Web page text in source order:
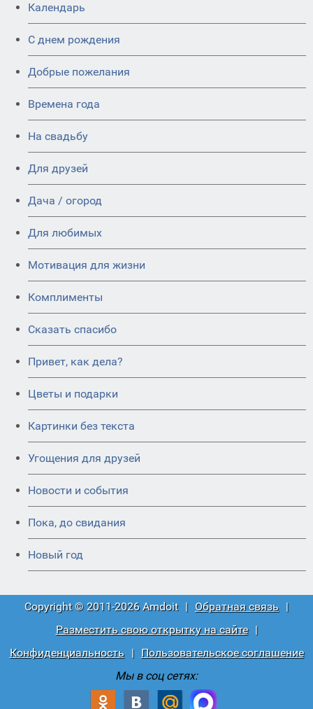
Календарь
C днем рождения
Добрые пожелания
Времена года
На свадьбу
Для друзей
Дача / огород
Для любимых
Мотивация для жизни
Комплименты
Сказать спасибо
Привет, как дела?
Цветы и подарки
Картинки без текста
Угощения для друзей
Новости и события
Пока, до свидания
Новый год
Copyright © 2011-2026 Amdoit | Обратная связь |
Разместить свою открытку на сайте
|
Конфиденциальность
|
Пользовательское соглашение
Мы в соц сетях: